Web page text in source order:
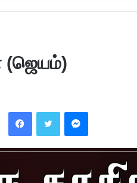
(ஜெயம்)
FacebookTwitter Messenger